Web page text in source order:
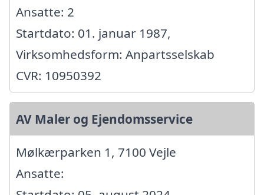
Ansatte: 2
Startdato: 01. januar 1987,
Virksomhedsform: Anpartsselskab
CVR: 10950392
AV Maler og Ejendomsservice
Mølkærparken 1, 7100 Vejle
Ansatte: